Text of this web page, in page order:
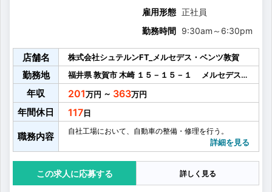
雇用形態 正社員
勤務時間 9:30am ～ 6:30pm
店舗名 株式会社シュテルンFT_メルセデス・ベンツ敦賀
勤務地 福井県敦賀市木崎 １５－１５－１ メルセデス・
ベンツ敦賀
年収 201 ～ 363
年間休日 117
職務内容 自社工場において、自動車の整備・修理を行う。
詳細を見る
応募する 詳しく見る